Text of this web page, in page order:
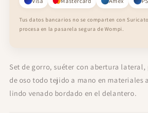
Tus datos bancarios no se comparten con
procesa en la pasarela segura de Wompi.
Set de gorro, suéter con abertura
de oso todo tejido a mano en materiales
lindo venado bordado en el delantero.